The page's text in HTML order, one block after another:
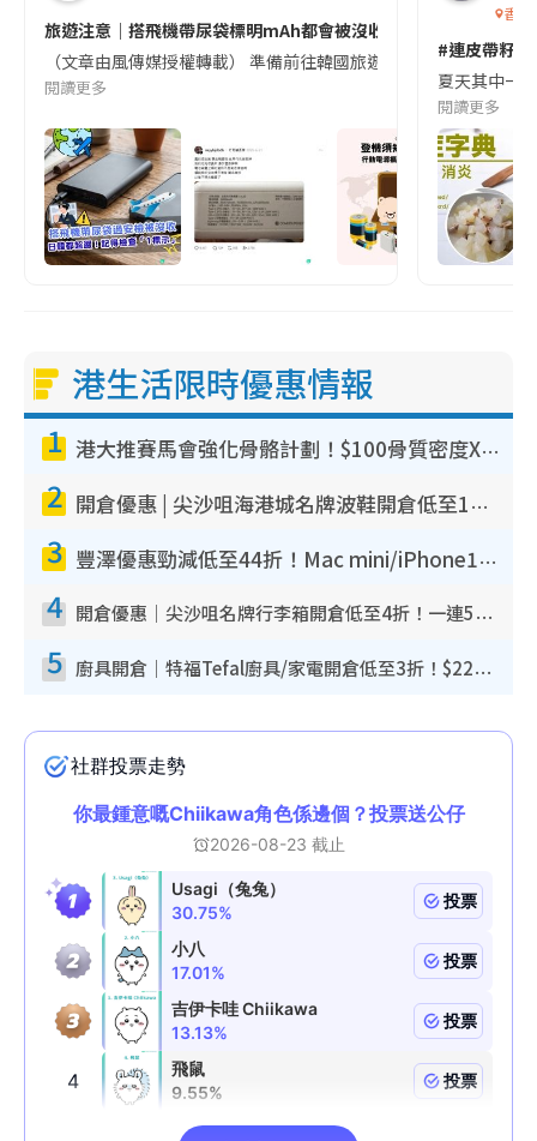
旅遊注意｜搭飛機帶尿袋標明mAh都會被沒收😱出發前切記檢查
（文章由風傳媒授權轉載） 準備前往韓國旅遊的民眾，近期要
閱讀更多
香港
#連皮帶籽
夏天其中一
閱讀更多
港生活限時優惠情報
1 港大推賽馬會強化骨骼計劃！$100骨質密度X光檢查 完成免費運動訓練送超市禮券！附參加資格
2 開倉優惠 | 尖沙咀海港城名牌波鞋開倉低至1折！On鞋$899起／Joy&Peace鞋履$98起
3 豐澤優惠勁減低至44折！Mac mini/iPhone17Pro大減價！廚房家電$220起
4 開倉優惠｜尖沙咀名牌行李箱開倉低至4折！一連5日 American Tourister/ace./Hallmark $200起！
5 廚具開倉｜特福Tefal廚具/家電開倉低至3折！$220起買平底鍋/炒鑊/湯煲！電飯煲/吸塵機/燙斗$418起